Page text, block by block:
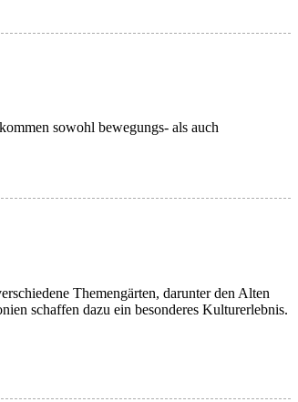
sowohl bewegungs- als auch
Themengärten, darunter den Alten
schaffen dazu ein besonderes Kulturerlebnis.